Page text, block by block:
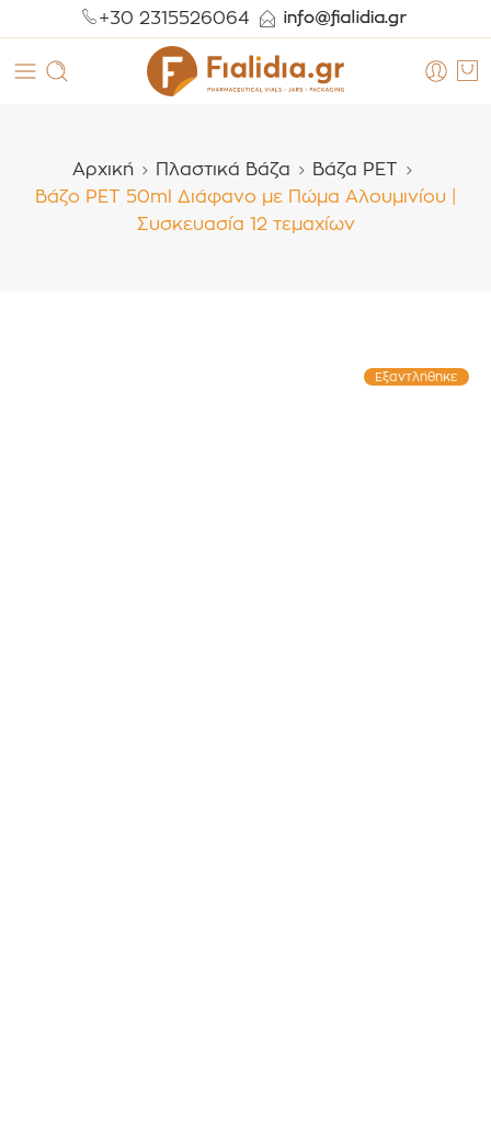
+30 2315526064
Αρχική Πλαστικά Βάζα
Βάζα PET
Βάζο PET 50ml Διάφανο με Πώμα Αλουμινίου |
Συσκευασία 12 τεμαχίων
Εξαντλήθηκε